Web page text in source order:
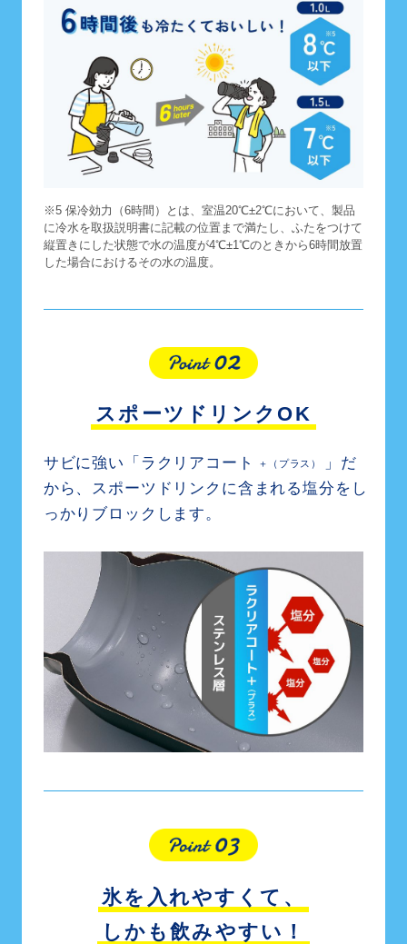
※5 保冷効力（6時間）とは、室温20℃±2℃において、製品
に冷水を取扱説明書に記載の位置まで満たし、ふたをつけて
縦置きにした状態で水の温度が4℃±1℃のときから6時間放置
した場合におけるその水の温度。
スポーツドリンクOK
サビに強い「ラクリアコート ＋（プラス）
」だ
から、 スポーツドリンクに含まれる塩分を し
っかりブロックします。
氷を入れやすくて、
しかも飲みやすい！